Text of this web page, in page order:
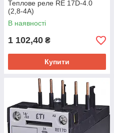
Теплове реле RE 17D-4.0
(2,8-4A)
В наявності
1 102,40 ₴
Купити